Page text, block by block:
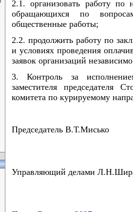
2.1. организовать работу
обращающихся по
общественные работы;
2.2. продолжить работу по
и условиях проведения
заявок организаций
3. Контроль за
заместителя председателя
комитета по курируемому
Председатель В.Т.Мисько
Управляющий делами